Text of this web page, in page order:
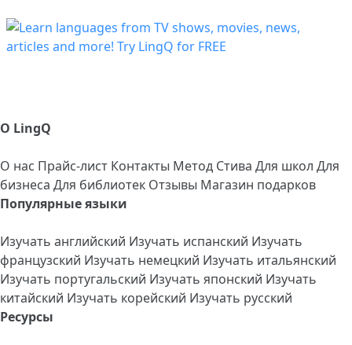
О LingQ
О нас Прайс-лист Контакты Метод Стива Для школ Для
бизнеса Для библиотек Отзывы Магазин подарков
Популярные языки
Изучать английский Изучать испанский Изучать
французский Изучать немецкий Изучать итальянский
Изучать португальский Изучать японский Изучать
китайский Изучать корейский Изучать русский
Ресурсы